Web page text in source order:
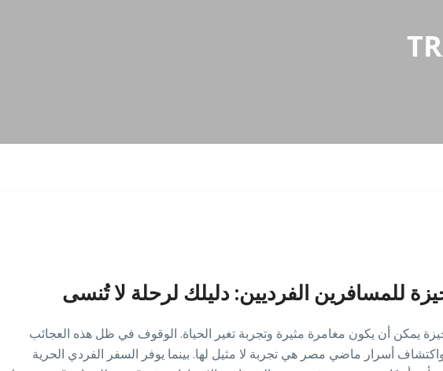
للمسافرين الفرديين: دليلك لرحلة لا تُنسى
يمكن أن يكون مغامرة مثيرة وتجربة تغير الحياة. الوقوف في ظل هذه العجائب
أسرار ماضي مصر هي تجربة لا مثيل لها. بينما يوفر السفر الفردي الحرية